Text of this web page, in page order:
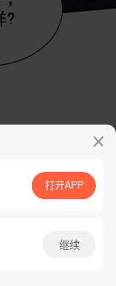
App免费看
打开APP
继续